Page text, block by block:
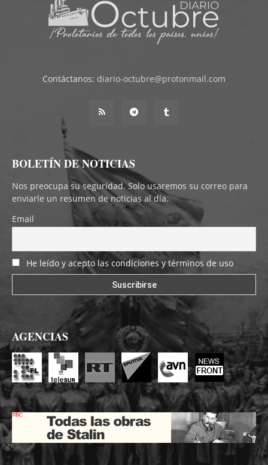
Contáctanos: diario-octubre@protonmail.com
BOLETÍN DE NOTICIAS
Nos preocupa su seguridad. Solo usaremos su correo para
enviarle un resumen de noticias al día.
Email
He leído y acepto las condiciones y términos de uso
AGENCIAS